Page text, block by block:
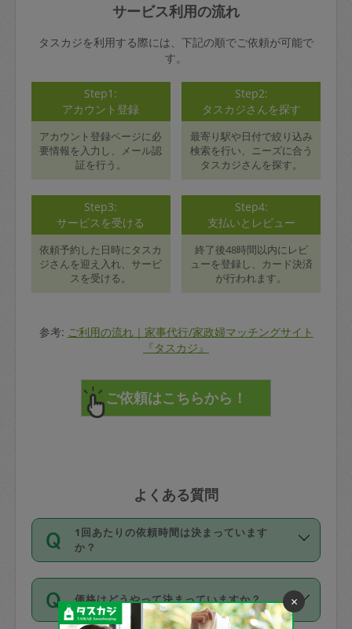
サービス利用の流れ
タスカジを利用する際には、下記の順でご依頼が可能で
す。
Step1:
アカウント登録
アカウント登録ページに必
要情報を入力し、メール認
証を行う。
Step2:
タスカジさんを探す
最寄り駅や日付で絞り込み
検索を行い、ニーズに合う
タスカジさんを探す。
Step3:
サービスを受ける
依頼予約した日時にタスカ
ジさんを迎え入れ、サービ
スを受ける。
Step4:
支払いとレビュー
終了後48時間以内にレビ
ューを登録し、カード決済
が行われます。
参考: ご利用の流れ｜家事代行/家政婦マッチングサイト
『タスカジ』
よくある質問
1回あたりの依頼時間は決まっています
か？
依頼1回につき3時間固定です。3時間を
超えて依頼したい場合は、延長機能をご
利用ください。機能をご利用いただくに
価格はどうやって決まっていますか？ ×